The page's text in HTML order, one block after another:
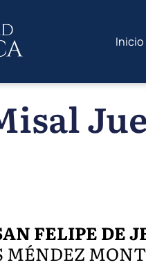
Inicio
FELIPE DE
MÉNDEZ